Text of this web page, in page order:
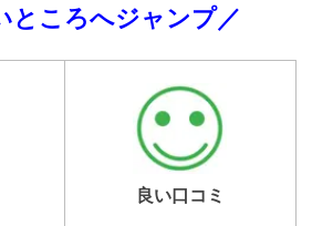
ところへジャンプ／
良い口コミ